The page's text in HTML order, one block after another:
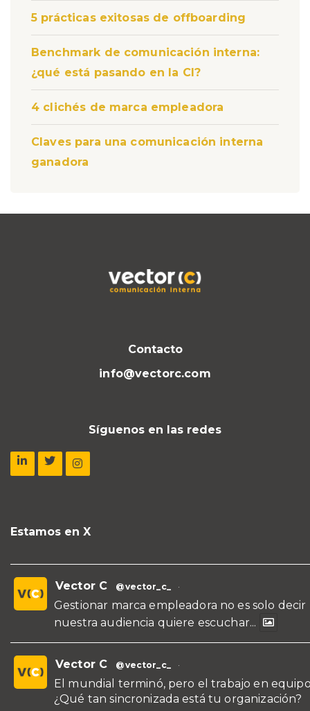
5 prácticas exitosas de offboarding
Benchmark de comunicación interna:
¿qué está pasando en la CI?
4 clichés de marca empleadora
Claves para una comunicación interna
ganadora
Contacto
info@vectorc.com
Síguenos en las redes
Estamos en X
Vector C @vector_c_ ·
Gestionar marca empleadora no es solo
nuestra audiencia quiere escuchar...
Vector C @vector_c_ ·
El mundial terminó, pero el trabajo en
¿Qué tan sincronizada está tu organización?